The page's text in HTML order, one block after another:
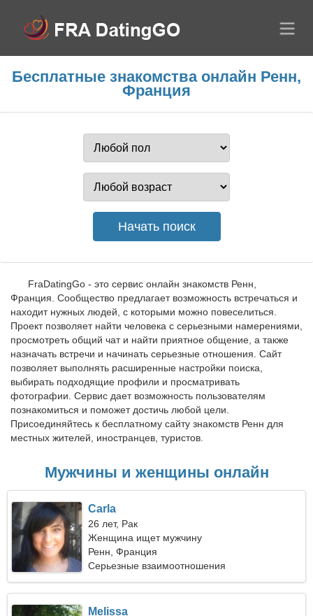
Бесплатные знакомства онлайн Ренн,
Франция
FraDatingGo - это сервис онлайн знакомств Ренн,
Франция. Сообщество предлагает возможность встречаться и
находит нужных людей, с которыми можно повеселиться.
Проект позволяет найти человека с серьезными намерениями,
просмотреть общий чат и найти приятное общение, а также
назначать встречи и начинать серьезные отношения. Сайт
позволяет выполнять расширенные настройки поиска,
выбирать подходящие профили и просматривать
фотографии. Сервис дает возможность пользователям
познакомиться и поможет достичь любой цели.
Присоединяйтесь к бесплатному сайту знакомств Ренн для
местных жителей, иностранцев, туристов.
Мужчины и женщины онлайн
Carla
26 лет, Рак
Женщина ищет мужчину
Ренн, Франция
Серьезные взаимоотношения
Melissa